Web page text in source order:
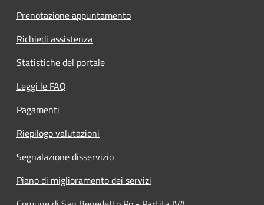
Prenotazione appuntamento
Richiedi assistenza
Statistiche del portale
Leggi le FAQ
Pagamenti
Riepilogo valutazioni
Segnalazione disservizio
Piano di miglioramento dei servizi